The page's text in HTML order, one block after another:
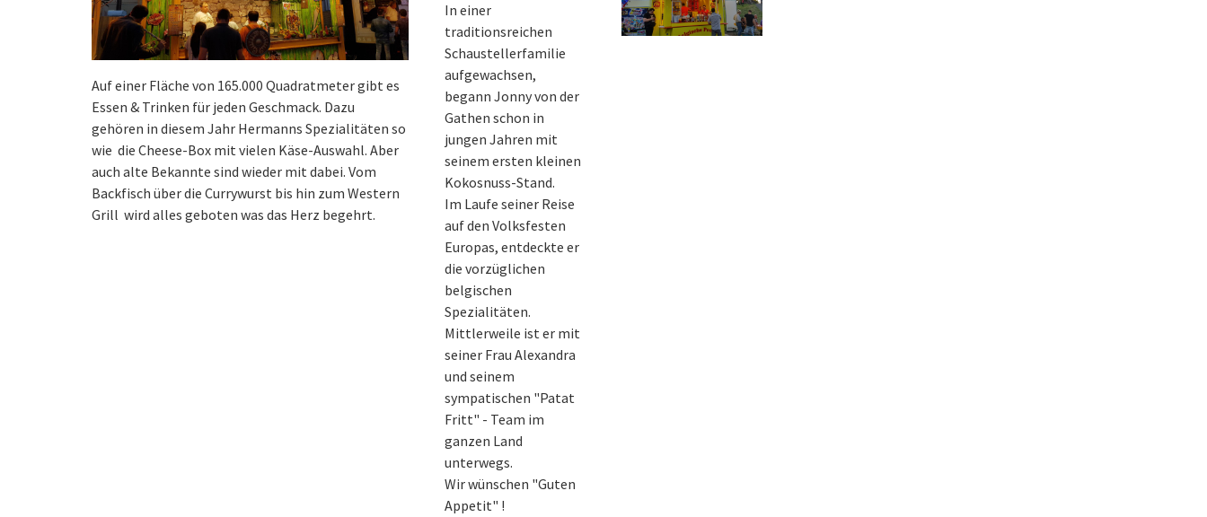
Auf einer Fläche von 165.000 Quadratmeter gibt es
Essen & Trinken für jeden Geschmack. Dazu
gehören in diesem Jahr Hermanns Spezialitäten so
wie die Cheese-Box mit vielen Käse-Auswahl. Aber
auch alte Bekannte sind wieder mit dabei. Vom
Backfisch über die Currywurst bis hin zum Western
Grill wird alles geboten was das Herz begehrt.
In einer
traditionsreichen
Schaustellerfamilie
aufgewachsen,
begann Jonny von der
Gathen schon in
jungen Jahren mit
seinem ersten kleinen
Kokosnuss-Stand.
Im Laufe seiner Reise
auf den Volksfesten
Europas, entdeckte er
die vorzüglichen
belgischen
Spezialitäten.
Mittlerweile ist er mit
seiner Frau Alexandra
und seinem
sympatischen "Patat
Fritt" - Team im
ganzen Land
unterwegs.
Wir wünschen "Guten
Appetit" !